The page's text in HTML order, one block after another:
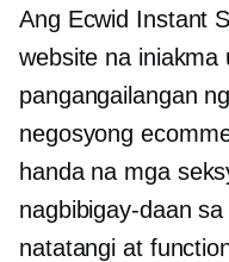
Ang Ecwid Instant
website na iniakma
pangangailangan
negosyong
handa na mga
nagbibigay-daan
natatangi at